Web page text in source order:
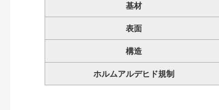
基材
表面
構造
ホルムアルデヒド規制